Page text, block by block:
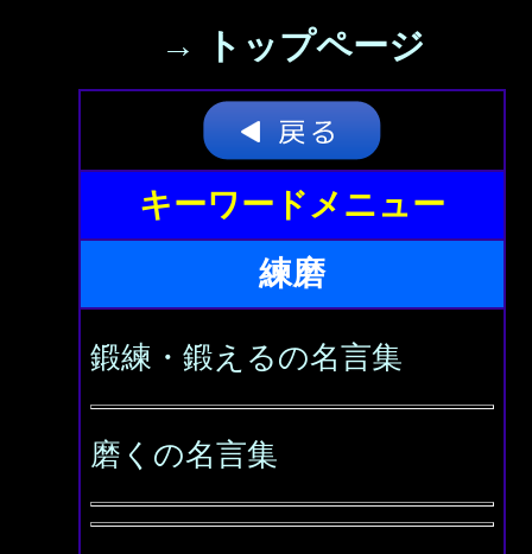
→ トップページ
キーワードメニュー
練磨
鍛練・鍛えるの名言集
磨くの名言集